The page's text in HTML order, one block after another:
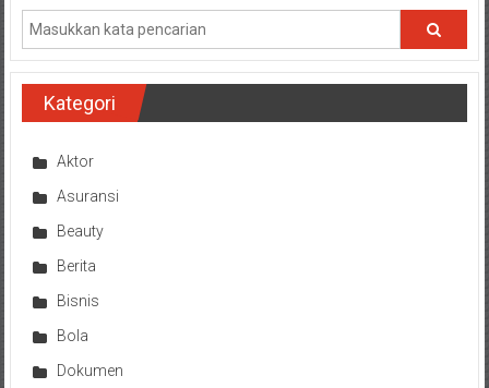
Kategori
Aktor
Asuransi
Beauty
Berita
Bisnis
Bola
Dokumen